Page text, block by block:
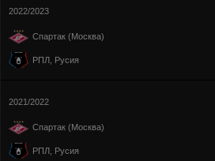
2022/2023
Спартак (Москва)
РПЛ, Русия
2021/2022
Спартак (Москва)
РПЛ, Русия